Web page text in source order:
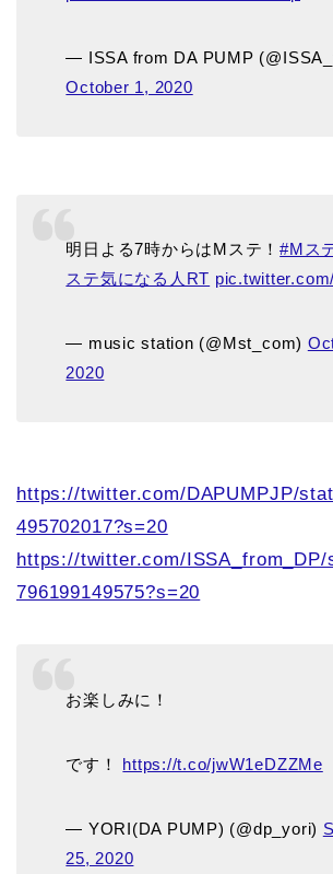
— ISSA from DA PUMP
October 1, 2020
明日よる7時からはMステ！#Mス
ステ気になる人RT
— music station (@Mst_com)
2020
https://twitter.com/DAPUMPJP/
495702017?s=20
https://twitter.com/ISSA_from_DP/
796199149575?s=20
お楽しみに！
です！ https://t.co/jwW1eDZZMe
— YORI(DA PUMP) (@dp_yori)
25, 2020